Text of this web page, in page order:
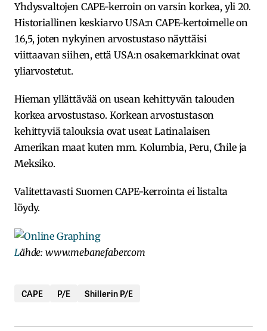
Yhdysvaltojen CAPE-kerroin on varsin korkea, yli 20.
Historiallinen keskiarvo USA:n CAPE-kertoimelle on
16,5, joten nykyinen arvostustaso näyttäisi
viittaavan siihen, että USA:n osakemarkkinat ovat
yliarvostetut.
Hieman yllättävää on usean kehittyvän talouden
korkea arvostustaso. Korkean arvostustason
kehittyviä talouksia ovat useat Latinalaisen
Amerikan maat kuten mm. Kolumbia, Peru, Chile ja
Meksiko.
Valitettavasti Suomen CAPE-kerrointa ei listalta
löydy.
Lähde: www.mebanefaber.com
CAPE P/E Shillerin P/E